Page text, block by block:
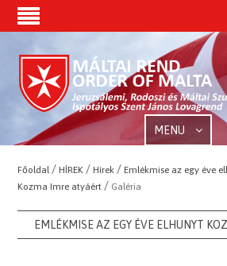
MENU
Főoldal /HÍREK /Hírek /Emlékmise az egy éve
Kozma Imre atyáért / Galéria
EMLÉKMISE AZ EGY ÉVE ELHUNYT